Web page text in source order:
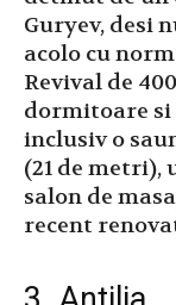
Guryev, desi
acolo cu
Revival de
dormitoare
inclusiv o
(21 de metri),
salon de
recent